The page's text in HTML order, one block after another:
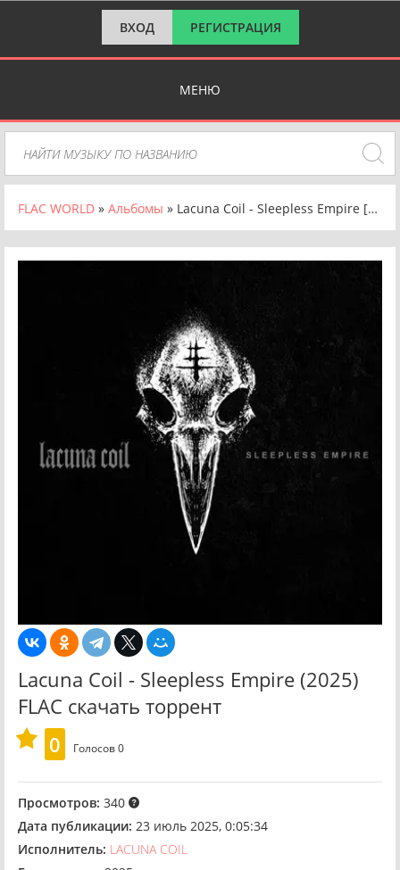
ВХОД РЕГИСТРАЦИЯ
МЕНЮ
FLAC WORLD » Альбомы » Lacuna Coil - Sleepless Empire [24-bit Hi-Res] (2025) FLAC
Lacuna Coil - Sleepless Empire (2025)
FLAC скачать торрент
0
Голосов0
Просмотров: 340
Дата публикации: 23 июль 2025, 0:05:34
Исполнитель: LACUNA COIL